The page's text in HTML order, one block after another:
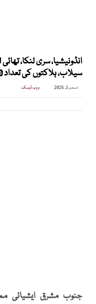
انڈونیشیا، سری لنکا،
سیلاب، ہلاکتوں کی تعداد 1300 ہوگئی
دسمبر 3, 2025 ویب ڈیسک
جنوب مشرق ایشیائی